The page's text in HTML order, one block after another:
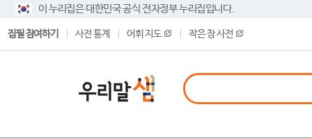
이 누리집은 대한민국 공식 전자정부 누리집입니다.
집필 참여하기 사전 통계 어휘 지도 작은 창 사전